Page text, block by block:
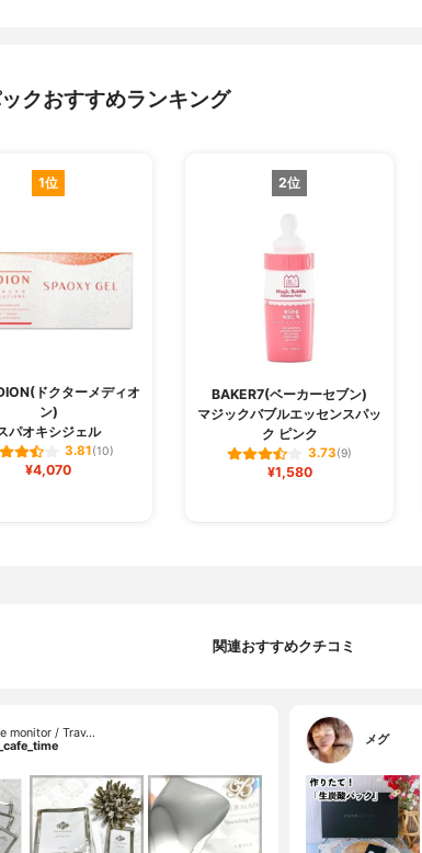
クおすすめランキング
1位
ドクターメディオ
ン)
パオキシジェル
3.81(10)
¥4,070
2位
BAKER7(ベーカーセブン)
マジックバブルエッセンスパッ
ク ピンク
3.73(9)
¥1,580
関連おすすめクチコミ
monitor / Trav…
メグ